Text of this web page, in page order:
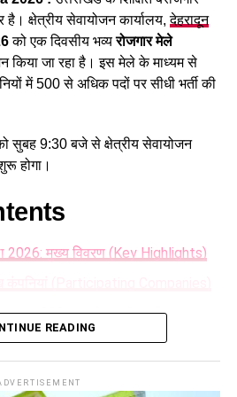
1470 पद शामिल हैं।
रोजगार बड़ी उपलब्धि
प्रदान कर चुकी है। प्रदेश में वर्ष 2024
होने के बाद भर्ती प्रक्रिया ना सिर्फ
भी घट गया है। इस तरह सरकार चुनाव
क्षेत्रीय सेवायोजन कार्यालय,देहरादून
को एक दिवसीय भव्यरोजगार मेले
किया जा रहा है। इस मेले के माध्यम से
में 500 से अधिक पदों पर सीधी भर्ती की
सुबह 9:30 बजे से क्षेत्रीय सेवायोजन
होगा।
2026: मुख्य विवरण (Key Highlights)
Mela 2026 : आवेदन और पंजीकरण
Register)READING